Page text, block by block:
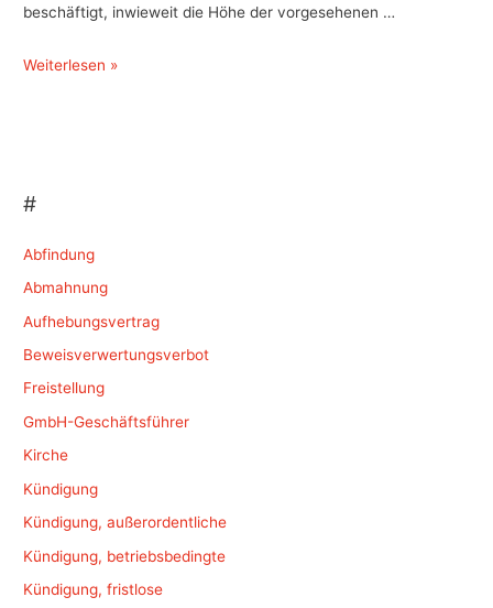
beschäftigt, inwieweit die Höhe der vorgesehenen …
Unterschiedliche
–
Weiterlesen »
#
Abfindung
Abmahnung
Aufhebungsvertrag
Beweisverwertungsverbot
Freistellung
GmbH-Geschäftsführer
Kirche
Kündigung
Kündigung, außerordentliche
Kündigung, betriebsbedingte
Kündigung, fristlose